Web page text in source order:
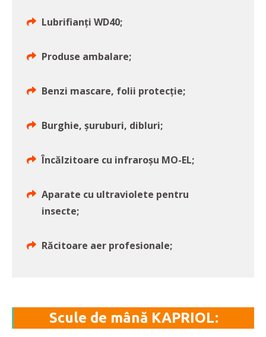
Lubrifianți WD40;
Produse ambalare;
Benzi mascare, folii protecție;
Burghie, șuruburi, dibluri;
Încălzitoare cu infraroșu MO-EL;
Aparate cu ultraviolete pentru
insecte;
Răcitoare aer profesionale;
Scule de mână KAPRIOL: